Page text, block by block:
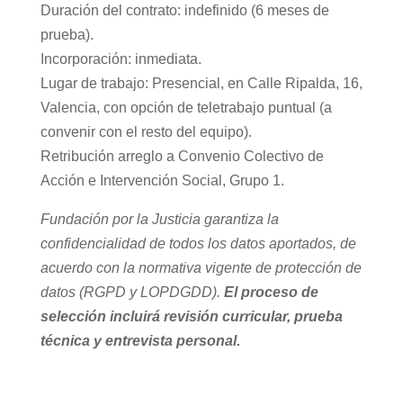
Duración del contrato: indefinido (6 meses de
prueba).
Incorporación: inmediata.
Lugar de trabajo: Presencial, en Calle Ripalda, 16,
Valencia, con opción de teletrabajo puntual (a
convenir con el resto del equipo).
Retribución arreglo a Convenio Colectivo de
Acción e Intervención Social, Grupo 1.
Fundación por la Justicia garantiza la
confidencialidad de todos los datos aportados, de
acuerdo con la normativa vigente de protección de
datos (RGPD y LOPDGDD). El proceso de
selección incluirá revisión curricular, prueba
técnica y entrevista personal.